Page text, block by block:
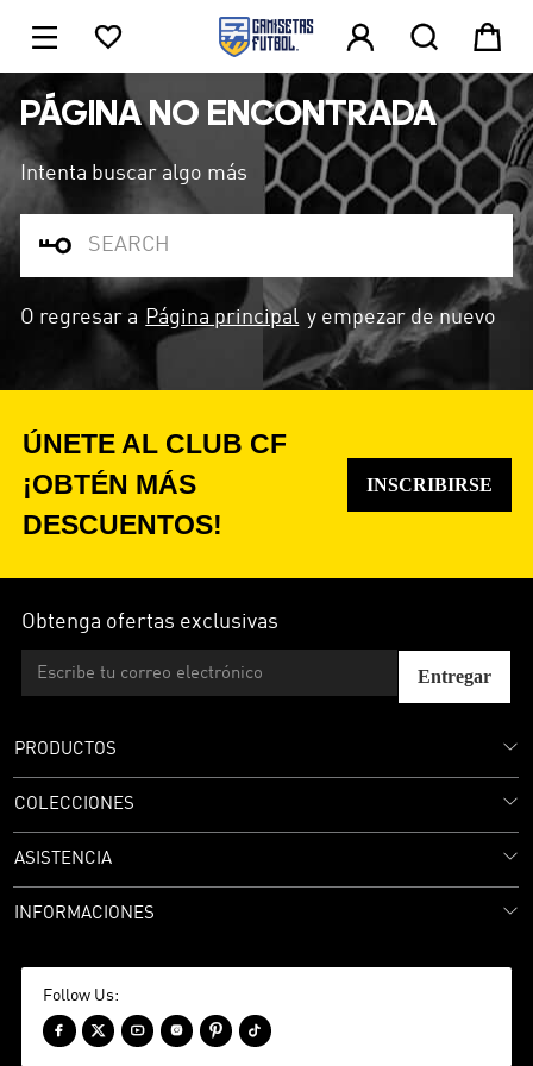
    
PÁGINA NO ENCONTRADA
Intenta buscar algo más

O regresar a Página principal y empezar de nuevo
ÚNETE AL CLUB CF
¡OBTÉN MÁS
DESCUENTOS!
INSCRIBIRSE
Obtenga ofertas exclusivas
Entregar
PRODUCTOS
COLECCIONES
ASISTENCIA
INFORMACIONES
Follow Us:
     